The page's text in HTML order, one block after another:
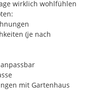
TIEFGARAGE
„Gewog Arthur Krupp“
Vorbereitungen zur
getroffen.
wirklich wohlfühlen
(je nach
mit Gartenhaus